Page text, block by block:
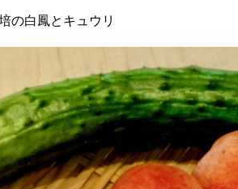
の白鳳とキュウリ